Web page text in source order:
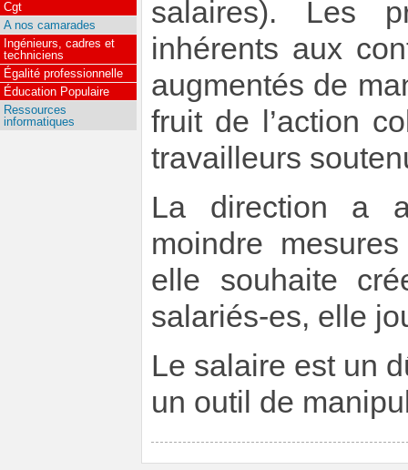
salaires). Les
inhérents aux
augmentés de
fruit de l’action
travailleurs
La direction a
moindre
elle souhaite
salariés-es, elle
Le salaire est un
un outil de
Cgt
A nos camarades
Ingénieurs, cadres et
techniciens
Égalité professionnelle
Éducation Populaire
Ressources
informatiques